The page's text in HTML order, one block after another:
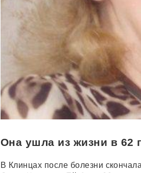
Она ушла из жизни в 62
В Клинцах после болезни